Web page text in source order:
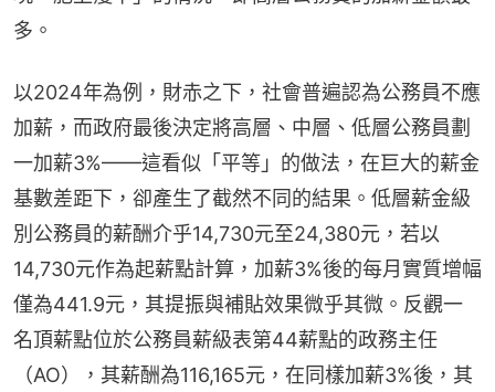
多。
以2024年為例，財赤之下，社會普遍認為公務員不應
加薪，而政府最後決定將高層、中層、低層公務員劃
一加薪3%——這看似「平等」的做法，在巨大的薪金
基數差距下，卻產生了截然不同的結果。低層薪金級
別公務員的薪酬介乎14,730元至24,380元，若以
14,730元作為起薪點計算，加薪3%後的每月實質增幅
僅為441.9元，其提振與補貼效果微乎其微。反觀一
名頂薪點位於公務員薪級表第44薪點的政務主任
（AO），其薪酬為116,165元，在同樣加薪3%後，其